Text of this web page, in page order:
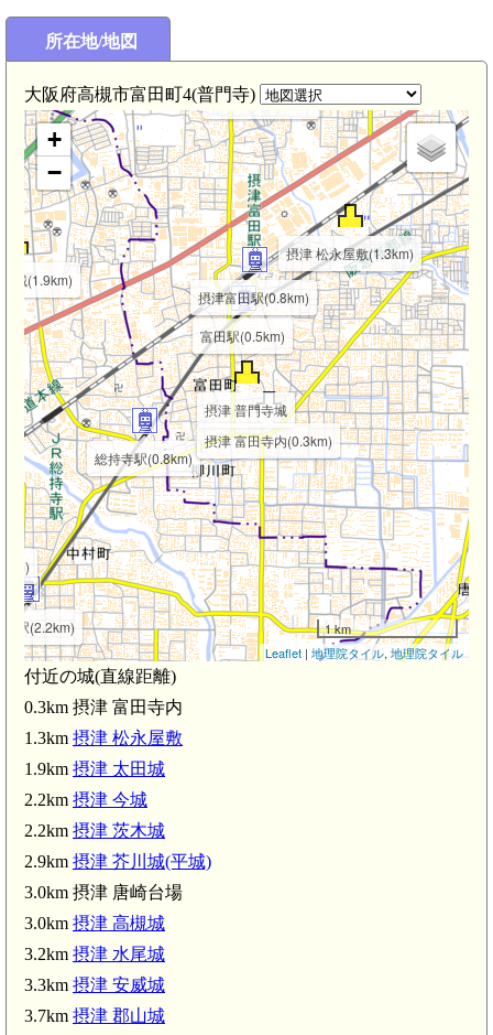
所在地/地図
大阪府高槻市富田町4(普門寺)
富田駅(0.5km)
総持寺駅(0.8km)
摂津富田駅(0.8km)
駅(2.2km)
摂津 普門寺城
摂津 富田寺内(0.3km)
摂津 松永屋敷(1.3km)
城(1.9km)
摂津 今城(2.2km)
摂津 芥川城(平城
尾城(3.2km)
+
−
1 km
Leaflet | 地理院タイル, 地理院タイル
付近の城(直線距離)
0.3km 摂津 富田寺内
1.3km 摂津 松永屋敷
1.9km 摂津 太田城
2.2km 摂津 今城
2.2km 摂津 茨木城
2.9km 摂津 芥川城(平城)
3.0km 摂津 唐崎台場
3.0km 摂津 高槻城
3.2km 摂津 水尾城
3.3km 摂津 安威城
3.7km 摂津 郡山城